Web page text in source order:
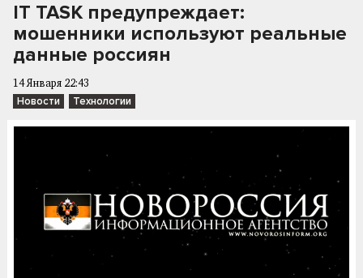
IT TASK предупреждает:
мошенники используют реальные
данные россиян
14 Января 22:43
Новости Технологии